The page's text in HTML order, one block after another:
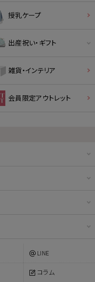
授乳ケープ
出産祝い・ギフト
雑貨・インテリア
会員限定アウトレット
LINE
コラム